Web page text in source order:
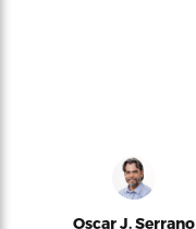
Oscar J. Serrano